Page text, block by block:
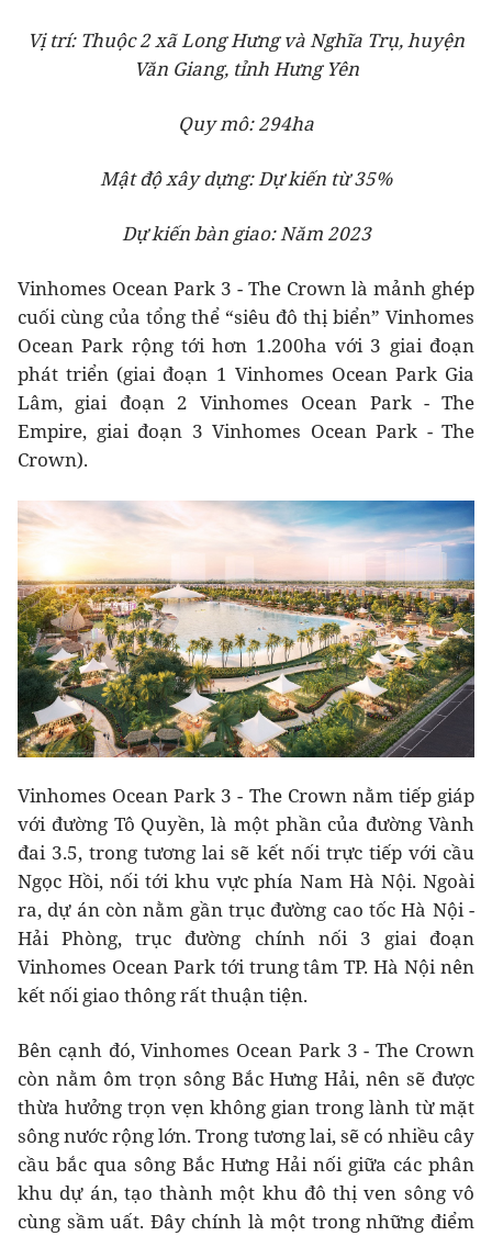
Vị trí: Thuộc 2 xã Long Hưng và Nghĩa Trụ, huyện
Văn Giang, tỉnh Hưng Yên
Quy mô: 294ha
Mật độ xây dựng: Dự kiến từ 35%
Dự kiến bàn giao: Năm 2023
Vinhomes Ocean Park 3 - The Crown là mảnh ghép
cuối cùng của tổng thể “siêu đô thị biển” Vinhomes
Ocean Park rộng tới hơn 1.200ha với 3 giai đoạn
phát triển (giai đoạn 1 Vinhomes Ocean Park Gia
Lâm, giai đoạn 2 Vinhomes Ocean Park - The
Empire, giai đoạn 3 Vinhomes Ocean Park - The
Crown).
Vinhomes Ocean Park 3 - The Crown nằm tiếp giáp
với đường Tô Quyền, là một phần của đường Vành
đai 3.5, trong tương lai sẽ kết nối trực tiếp với cầu
Ngọc Hồi, nối tới khu vực phía Nam Hà Nội. Ngoài
ra, dự án còn nằm gần trục đường cao tốc Hà Nội -
Hải Phòng, trục đường chính nối 3 giai đoạn
Vinhomes Ocean Park tới trung tâm TP. Hà Nội nên
kết nối giao thông rất thuận tiện.
Bên cạnh đó, Vinhomes Ocean Park 3 - The Crown
còn nằm ôm trọn sông Bắc Hưng Hải, nên sẽ được
thừa hưởng trọn vẹn không gian trong lành từ mặt
sông nước rộng lớn. Trong tương lai, sẽ có nhiều cây
cầu bắc qua sông Bắc Hưng Hải nối giữa các phân
khu dự án, tạo thành một khu đô thị ven sông vô
cùng sầm uất. Đây chính là một trong những điểm